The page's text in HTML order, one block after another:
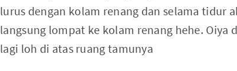
lurus dengan kolam renang dan selama tidur
langsung lompat ke kolam renang hehe. Oiya
lagi loh di atas ruang tamunya